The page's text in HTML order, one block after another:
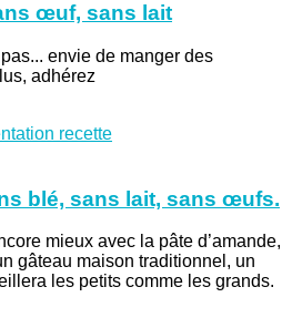
œuf, sans lait
envie de manger des
adhérez
recette
blé, sans lait, sans œufs.
mieux avec la pâte d’amande,
gâteau maison traditionnel, un
les petits comme les grands.